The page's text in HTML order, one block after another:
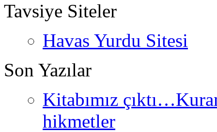
Tavsiye Siteler
Havas Yurdu Sitesi
Son Yazılar
Kitabımız
hikmetler